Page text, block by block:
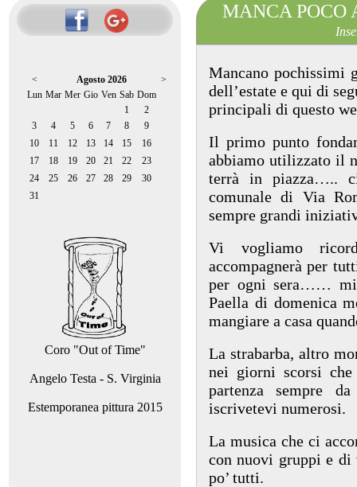
< Agosto 2026
>
Lun Mar Mer Gio Ven Sab Dom
1
2
3
4 5 6 7 8
9
10
11 12 13 14 15
16
17
18 19 20 21 22
23
24
25 26 27 28 29
30
31
Coro "Out of Time"
Angelo Testa - S. Virginia
Estemporanea pittura 2015
MANCA POCO
Mancano pochissimi
dell’estate e qui di
principali di questo
Il primo punto
abbiamo utilizzato il
terrà in piazza…..
comunale di Via
sempre grandi
Vi vogliamo
accompagnerà per
per ogni sera…… mi
Paella di domenica
mangiare a casa
La strabarba, altro
nei giorni scorsi
partenza sempre
iscrivetevi numerosi.
La musica che ci
con nuovi gruppi e di
po’ tutti.